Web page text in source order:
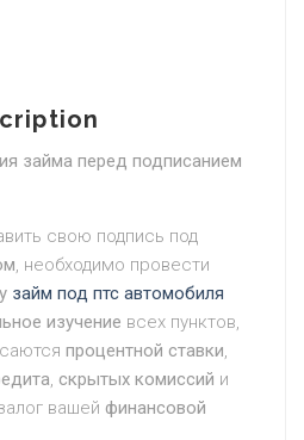
займа перед подписанием
свою подпись под
, необходимо провести
займ под птс автомобиля
изучение всех пунктов,
процентной ставки,
, скрытых комиссий и
вашей финансовой